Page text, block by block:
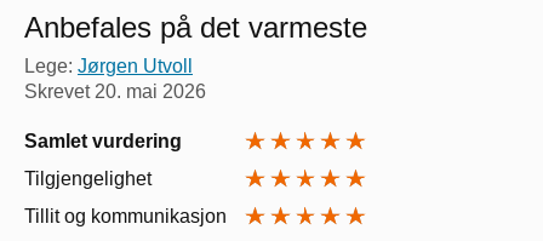
Anbefales på det varmeste
Lege: Jørgen Utvoll
Skrevet 20. mai 2026
Samlet vurdering
Tilgjengelighet
Tillit og kommunikasjon